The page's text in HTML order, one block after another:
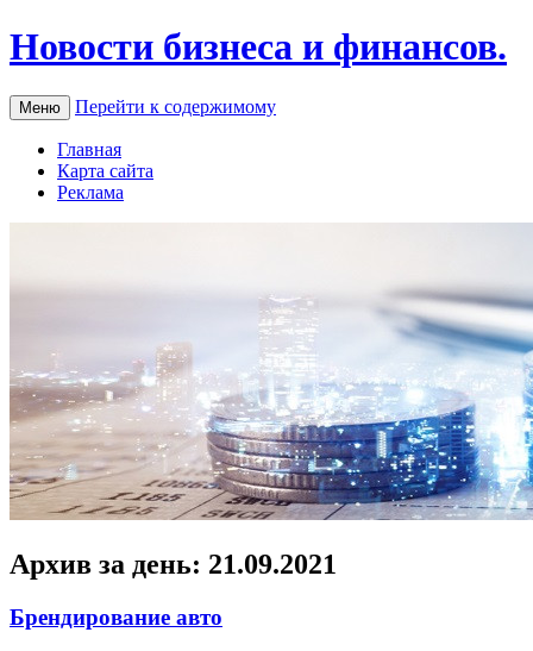
Новости бизнеса и финансов.
Меню Перейти к содержимому
Главная
Карта сайта
Реклама
Архив за день: 21.09.2021
Брендирование авто